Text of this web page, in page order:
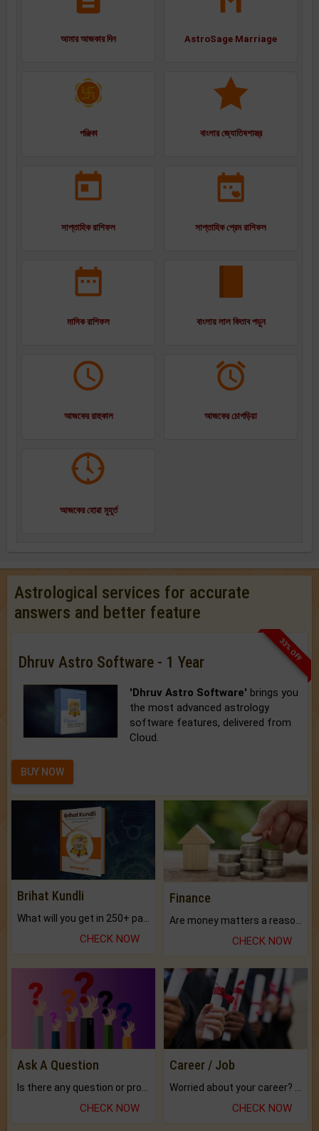
আমার আজকার দিন AstroSage Marriage
পঞ্জিকা বাংলার জ্যোতিষশাস্ত্র
সাপ্তাহিক রাশিফল সাপ্তাহিক প্রেম রাশিফল
মাসিক রাশিফল বাংলায় লাল কিতাব পড়ুন
আজকের রাহুকাল আজকের চোগড়িয়া
আজকের হোৱা মুহূর্ত
Astrological services for accurate
answers and better feature
33% OFF
Dhruv Astro Software - 1 Year
'Dhruv Astro Software' brings you
the most advanced astrology
software features, delivered from
Cloud.
BUY NOW
Brihat Kundli
CHECK NOW
Finance
CHECK NOW
Ask A Question
CHECK NOW
Career / Job
CHECK NOW